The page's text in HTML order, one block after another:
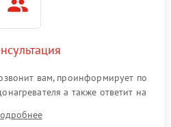
вам, проинформирует по
а также ответит на